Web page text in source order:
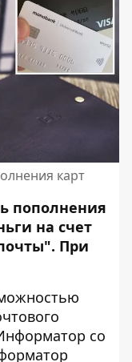
карт
пополнения
на счет
При
со